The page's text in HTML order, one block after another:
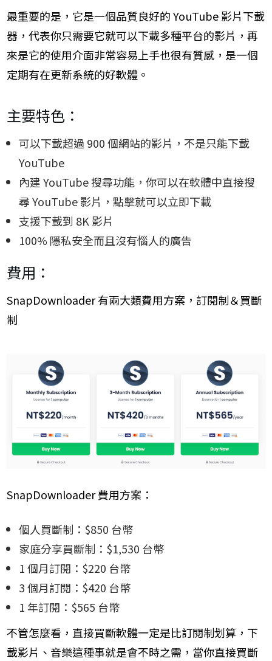
最重要的是，它是一個品質良好的 YouTube 影片下載
器，代表你只需要它就可以下載多種平台的影片，再
來是它的使用介面非常容易上手也很有質感，是一個
定期有在更新系統的好軟體。
主要特色：
可以下載超過 900 個網站的影片，不是只能下載
YouTube
內建 YouTube 搜尋功能，你可以在軟體中直接搜
尋 YouTube 影片，點擊就可以立即下載
支援下載到 8K 影片
100% 隱私安全而且沒有惱人的廣告
費用：
SnapDownloader 有兩大類費用方案，訂閱制＆買斷
制
SnapDownloader 費用方案：
個人買斷制：$850 台幣
家庭分享買斷制：$1,530 台幣
1 個月訂閱：$220 台幣
3 個月訂閱：$420 台幣
1 年訂閱：$565 台幣
不管怎麼看，直接買斷軟體一定是比訂閱制划算，下
載影片、音樂這種事就是會不時之需，當你直接買斷